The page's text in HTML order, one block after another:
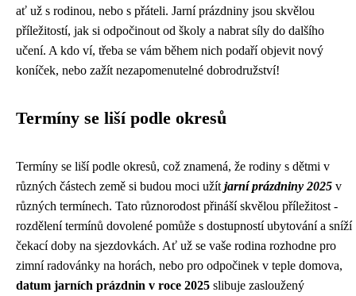
ať už s rodinou, nebo s přáteli. Jarní prázdniny jsou skvělou
příležitostí, jak si odpočinout od školy a nabrat síly do dalšího
učení. A kdo ví, třeba se vám během nich podaří objevit nový
koníček, nebo zažít nezapomenutelné dobrodružství!
Termíny se liší podle okresů
Termíny se liší podle okresů, což znamená, že rodiny s dětmi v
různých částech země si budou moci užít jarní prázdniny 2025 v
různých termínech. Tato různorodost přináší skvělou příležitost -
rozdělení termínů dovolené pomůže s dostupností ubytování a sníží
čekací doby na sjezdovkách. Ať už se vaše rodina rozhodne pro
zimní radovánky na horách, nebo pro odpočinek v teple domova,
datum jarních prázdnin v roce 2025 slibuje zasloužený